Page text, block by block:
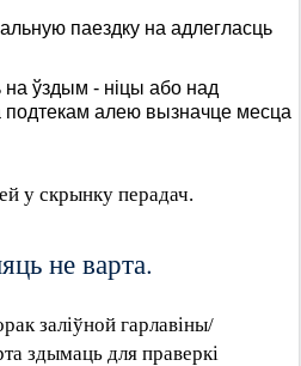
паездку на адлегласць
на ўздым - ніцы або над
подтекам алею вызначце месца
у скрынку перадач.
не варта.
заліўной гарлавіны/
здымаць для праверкі